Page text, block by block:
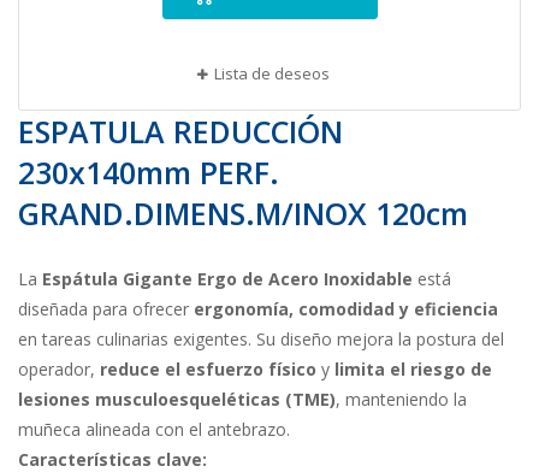
Lista de deseos
ESPATULA REDUCCIÓN
230x140mm PERF.
GRAND.DIMENS.M/INOX 120cm
La Espátula Gigante Ergo de Acero Inoxidable está
diseñada para ofrecer ergonomía, comodidad y eficiencia
en tareas culinarias exigentes. Su diseño mejora la postura del
operador, reduce el esfuerzo físico y limita el riesgo de
lesiones musculoesqueléticas (TME), manteniendo la
muñeca alineada con el antebrazo.
Características clave: